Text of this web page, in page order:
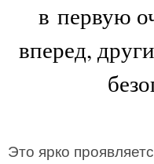
в первую
вперед,
Это ярко